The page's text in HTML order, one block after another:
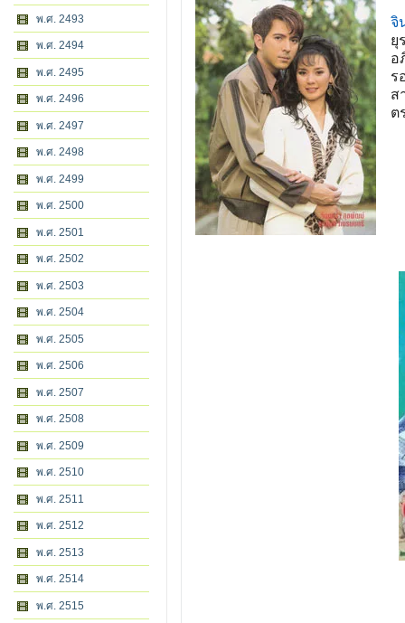
พ.ศ. 2493
พ.ศ. 2494
พ.ศ. 2495
พ.ศ. 2496
พ.ศ. 2497
พ.ศ. 2498
พ.ศ. 2499
พ.ศ. 2500
พ.ศ. 2501
พ.ศ. 2502
พ.ศ. 2503
พ.ศ. 2504
พ.ศ. 2505
พ.ศ. 2506
พ.ศ. 2507
พ.ศ. 2508
พ.ศ. 2509
พ.ศ. 2510
พ.ศ. 2511
พ.ศ. 2512
พ.ศ. 2513
พ.ศ. 2514
พ.ศ. 2515
จิ
ยุ
อ
ร
ส
ต